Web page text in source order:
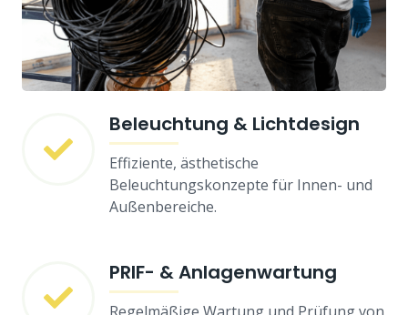
Beleuchtung & Lichtdesign
Effiziente, ästhetische
Beleuchtungskonzepte für Innen- und
Außenbereiche.
PRIF- & Anlagenwartung